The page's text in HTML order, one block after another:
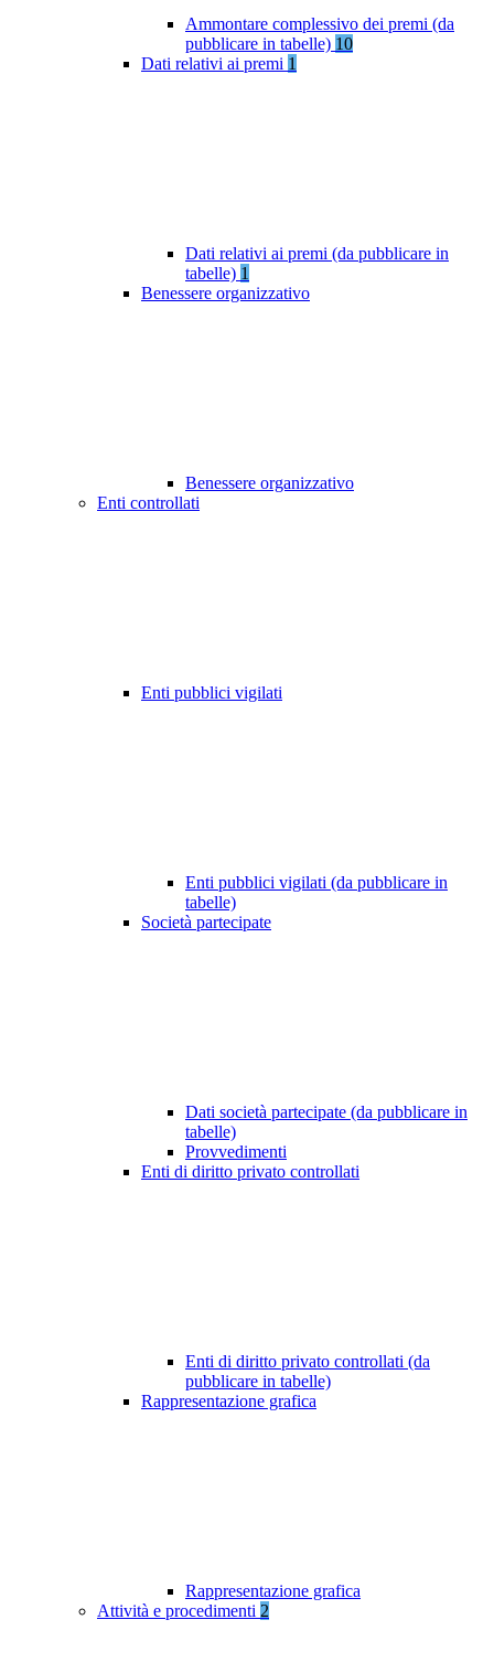
Ammontare complessivo dei premi (da
pubblicare in tabelle) 10
Dati relativi ai premi 1
Dati relativi ai premi (da pubblicare in
tabelle) 1
Benessere organizzativo
Benessere organizzativo
Enti controllati
Enti pubblici vigilati
Enti pubblici vigilati (da pubblicare in
tabelle)
Società partecipate
Dati società partecipate (da pubblicare in
tabelle)
Provvedimenti
Enti di diritto privato controllati
Enti di diritto privato controllati (da
pubblicare in tabelle)
Rappresentazione grafica
Rappresentazione grafica
Attività e procedimenti 2